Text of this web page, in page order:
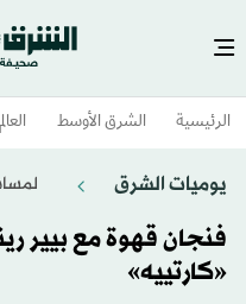
الرئيسية الشرق الأوسط​ العالم
يوميات الشرق
فنجان قهوة مع بيير
«كارتييه»